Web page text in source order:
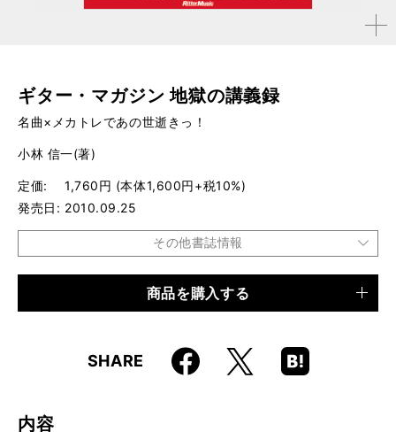
拡大す
ギター・マガジン 地獄の講義録
名曲×メカトレであの世逝きっ！
小林 信一(著)
定価
1,760円 (本体1,600円+税10%)
発売日
2010.09.25
その他書誌情報
9784845618576
商品を購入する
SHARE Faceboo
k
X
Hatena
Boo
内容